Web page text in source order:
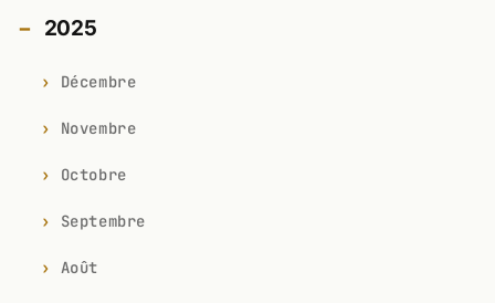
2025
Décembre
Novembre
Octobre
Septembre
Août